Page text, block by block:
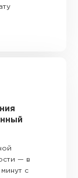
— в
с